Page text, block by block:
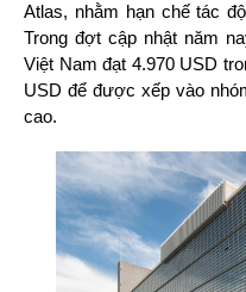
Atlas, nhằm hạn chế tác
Trong đợt cập nhật năm
Việt Nam đạt 4.970 USD
USD để được xếp vào
cao.